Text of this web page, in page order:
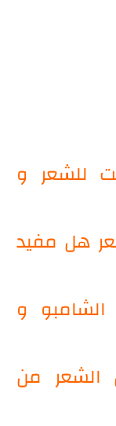
للشعر و
للشعر هل مفيد
و
من